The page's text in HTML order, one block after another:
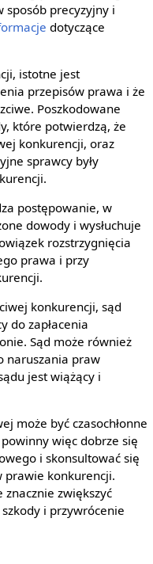
sposób precyzyjny i
dotyczące
istotne jest
przepisów prawa i że
Poszkodowane
które potwierdzą, że
konkurencji, oraz
sprawcy były
postępowanie, w
dowody i wysłuchuje
rozstrzygnięcia
prawa i przy
konkurencji, sąd
do zapłacenia
Sąd może również
naruszania praw
jest wiążący i
może być czasochłonne
więc dobrze się
i skonsultować się
prawie konkurencji.
znacznie zwiększyć
i przywrócenie